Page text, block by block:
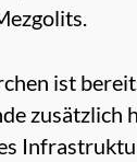
ist
zusätzlich